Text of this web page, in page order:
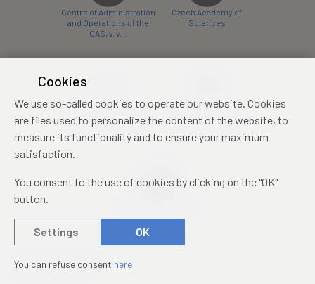
Centre of Administration
and Operations of the
CAS, v. v. i.
Czech Academy of
Sciences
conference centre
konferenční centrum
© 2019 – 2026Academia
Cookies
We use so-called cookies to operate our website. Cookies
are files used to personalize the content of the website, to
measure its functionality and to ensure your maximum
satisfaction.
You consent to the use of cookies by clicking on the "OK"
button.
Settings OK
You can refuse consent here